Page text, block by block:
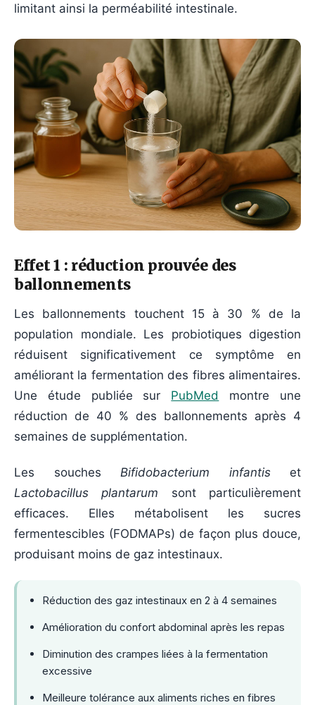
limitant ainsi la perméabilité intestinale.
Effet 1 : réduction prouvée des
ballonnements
Les ballonnements touchent 15 à 30 % de la
population mondiale. Les probiotiques digestion
réduisent significativement ce symptôme en
améliorant la fermentation des fibres alimentaires.
Une étude publiée sur PubMed
montre une
réduction de 40 % des ballonnements après 4
semaines de supplémentation.
Les souches Bifidobacterium infantiset
Lactobacillus plantarum sont particulièrement
efficaces. Elles métabolisent les sucres
fermentescibles (FODMAPs) de façon plus douce,
produisant moins de gaz intestinaux.
Réduction des gaz intestinaux en 2 à 4 semaines
Amélioration du confort abdominal après les repas
Diminution des crampes liées à la fermentation
excessive
Meilleure tolérance aux aliments riches en fibres